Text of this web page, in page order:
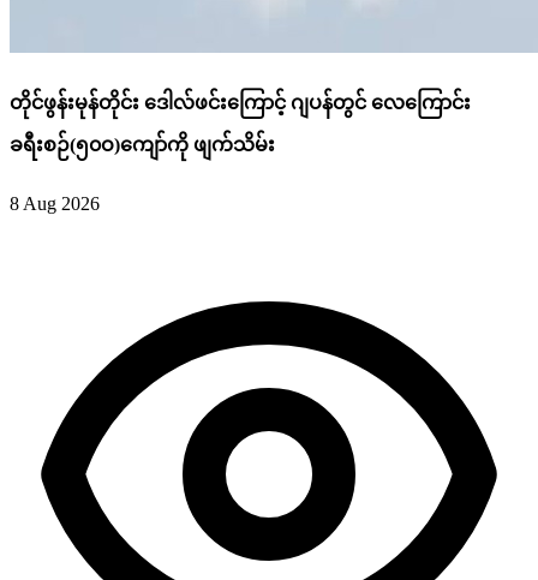
တိုင်ဖွန်းမုန်တိုင်း ဒေါလ်ဖင်းကြောင့် ဂျပန်တွင် လေကြောင်း
ခရီးစဉ်(၅၀ဝ)ကျော်ကို ဖျက်သိမ်း
8 Aug 2026